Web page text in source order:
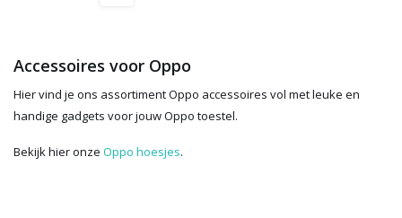
Accessoires voor Oppo
Hier vind je ons assortiment Oppo accessoires vol met leuke en
handige gadgets voor jouw Oppo toestel.
Bekijk hier onze Oppo hoesjes.